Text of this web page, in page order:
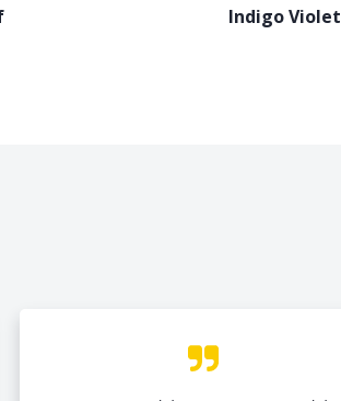
Indigo Violet